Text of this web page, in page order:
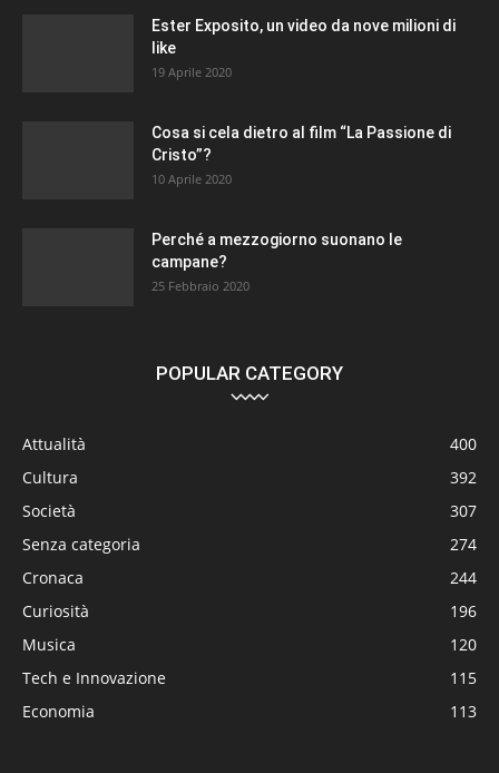
Ester Exposito, un video da nove milioni di
like
19 Aprile 2020
Cosa si cela dietro al film “La Passione di
Cristo”?
10 Aprile 2020
Perché a mezzogiorno suonano le
campane?
25 Febbraio 2020
POPULAR CATEGORY
Attualità
400
Cultura
392
Società
307
Senza categoria
274
Cronaca
244
Curiosità
196
Musica
120
Tech e Innovazione
115
Economia
113